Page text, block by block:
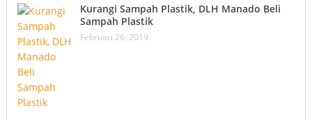
Kurangi Sampah Plastik, DLH Manado Beli
Sampah Plastik
Februari 26, 2019